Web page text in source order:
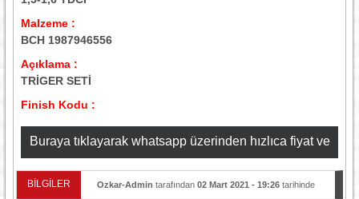
Malzeme :
BCH 1987946556
Açıklama :
TRİGER SETİ
Finish Kodu :
Buraya tıklayarak whatsapp üzerinden hızlıca fiyat ve
stok bilgisi alabilirsiniz
BİLGİLER Ozkar-Admin tarafından 02 Mart 2021 - 19:26tarihinde